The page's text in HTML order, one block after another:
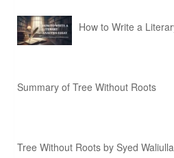
How to Write a
Summary of Tree Without Roots
Tree Without Roots by Syed